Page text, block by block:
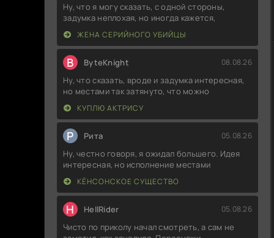
Ну, что я могу сказать, с одной стороны,
задумка неплохая, но иногда кажется,
ЖЕНА СЕРИЙНОГО УБИЙЦЫ
B ByteKnight 08.08.26
Ну, что сказать, вроде и задумка интересная,
но местами так затянуто, что можно
КУПЛЮ АКТРИСУ
Р Рита 05.08.26
Ну, честно говоря, я ожидал большего. Идея
интересная, но исполнение местами
КЁНСОНСКОЕ СУЩЕСТВО
H HellRider 05.08.26
Чисто по приколу начал смотреть, а сам не